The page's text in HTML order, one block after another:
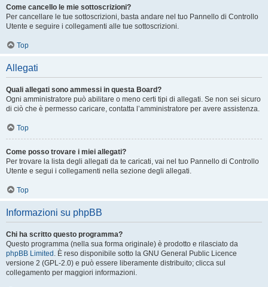
Come cancello le mie sottoscrizioni?
Per cancellare le tue sottoscrizioni, basta andare nel tuo Pannello di Controllo
Utente e seguire i collegamenti alle tue sottoscrizioni.
Top
Allegati
Quali allegati sono ammessi in questa Board?
Ogni amministratore può abilitare o meno certi tipi di allegati. Se non sei sicuro
di ciò che è permesso caricare, contatta l’amministratore per avere assistenza.
Top
Come posso trovare i miei allegati?
Per trovare la lista degli allegati da te caricati, vai nel tuo Pannello di Controllo
Utente e segui i collegamenti nella sezione degli allegati.
Top
Informazioni su phpBB
Chi ha scritto questo programma?
Questo programma (nella sua forma originale) è prodotto e rilasciato da
phpBB Limited . È reso disponibile sotto la GNU General Public Licence
versione 2 (GPL-2.0) e può essere liberamente distribuito; clicca sul
collegamento per maggiori informazioni.